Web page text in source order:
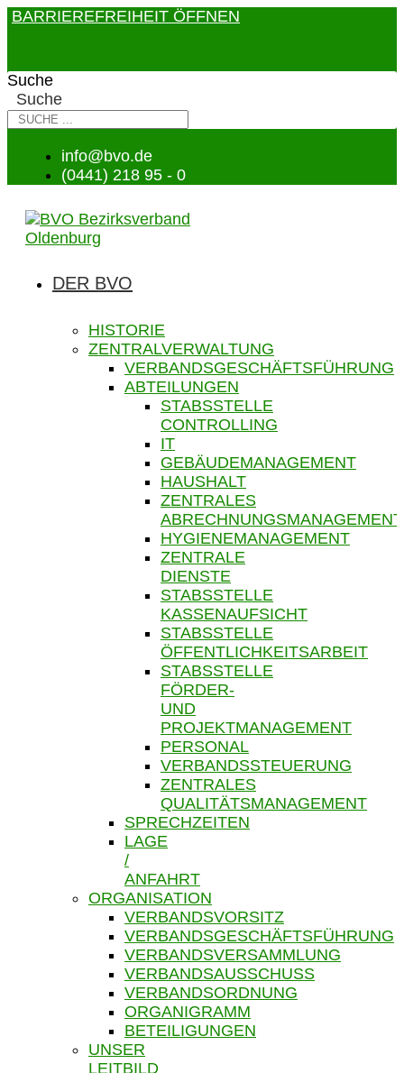
BARRIEREFREIHEIT ÖFFNEN
Suche
Suche
info@bvo.de
(0441) 218 95 - 0
DER BVO
HISTORIE
ZENTRALVERWALTUNG
VERBANDSGESCHÄFTSFÜHRUNG
ABTEILUNGEN
STABSSTELLE
CONTROLLING
IT
GEBÄUDEMANAGEMENT
HAUSHALT
ZENTRALES
ABRECHNUNGSMANAGEMENT
HYGIENEMANAGEMENT
ZENTRALE
DIENSTE
STABSSTELLE
KASSENAUFSICHT
STABSSTELLE
ÖFFENTLICHKEITSARBEIT
STABSSTELLE
FÖRDER-
UND
PROJEKTMANAGEMENT
PERSONAL
VERBANDSSTEUERUNG
ZENTRALES
QUALITÄTSMANAGEMENT
SPRECHZEITEN
LAGE
/
ANFAHRT
ORGANISATION
VERBANDSVORSITZ
VERBANDSGESCHÄFTSFÜHRUNG
VERBANDSVERSAMMLUNG
VERBANDSAUSSCHUSS
VERBANDSORDNUNG
ORGANIGRAMM
BETEILIGUNGEN
UNSER
LEITBILD